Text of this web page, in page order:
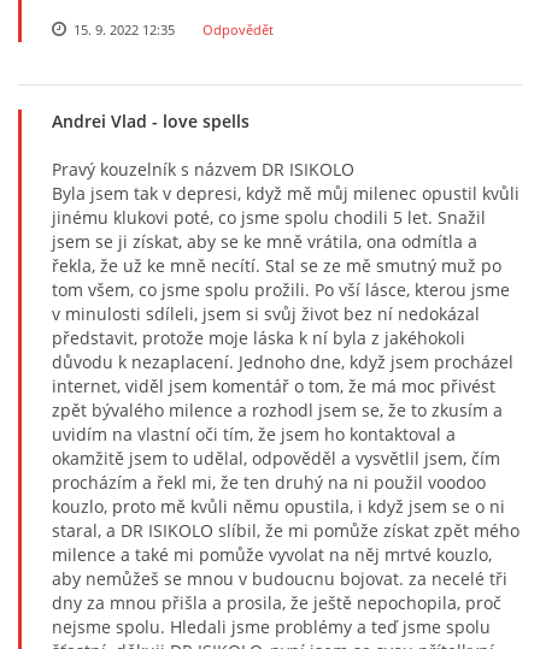
15. 9. 2022 12:35 Odpovědět
Andrei Vlad - love spells
Pravý kouzelník s názvem DR ISIKOLO
Byla jsem tak v depresi, když mě můj milenec opustil kvůli
jinému klukovi poté, co jsme spolu chodili 5 let. Snažil
jsem se ji získat, aby se ke mně vrátila, ona odmítla a
řekla, že už ke mně necítí. Stal se ze mě smutný muž po
tom všem, co jsme spolu prožili. Po vší lásce, kterou jsme
v minulosti sdíleli, jsem si svůj život bez ní nedokázal
představit, protože moje láska k ní byla z jakéhokoli
důvodu k nezaplacení. Jednoho dne, když jsem procházel
internet, viděl jsem komentář o tom, že má moc přivést
zpět bývalého milence a rozhodl jsem se, že to zkusím a
uvidím na vlastní oči tím, že jsem ho kontaktoval a
okamžitě jsem to udělal, odpověděl a vysvětlil jsem, čím
procházím a řekl mi, že ten druhý na ni použil voodoo
kouzlo, proto mě kvůli němu opustila, i když jsem se o ni
staral, a DR ISIKOLO slíbil, že mi pomůže získat zpět mého
milence a také mi pomůže vyvolat na něj mrtvé kouzlo,
aby nemůžeš se mnou v budoucnu bojovat. za necelé tři
dny za mnou přišla a prosila, že ještě nepochopila, proč
nejsme spolu. Hledali jsme problémy a teď jsme spolu